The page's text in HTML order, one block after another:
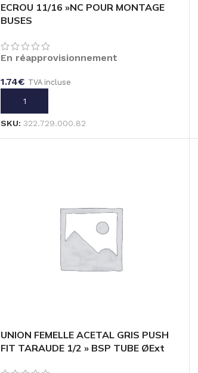
ECROU 11/16 »NC POUR MONTAGE
BUSES
En réapprovisionnement
1.74€ TVA incluse
AJOUTER AU PANIER
SKU: 322.729.000.82
UNION FEMELLE ACETAL GRIS PUSH
FIT TARAUDE 1/2 » BSP TUBE ØExt